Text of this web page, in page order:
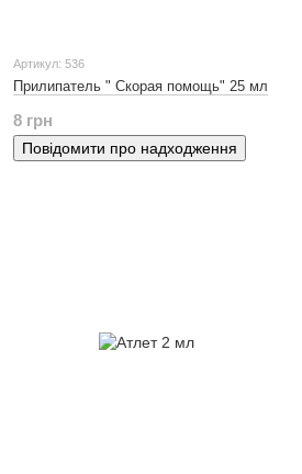
Артикул: 536
Прилипатель " Скорая помощь" 25 мл
8 грн
Повідомити про надходження